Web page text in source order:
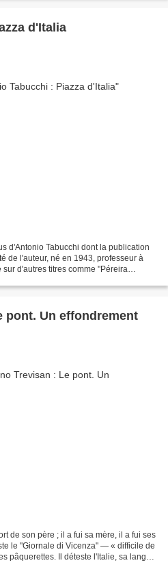
d'Italia
d'Antonio Tabucchi dont la publication
de l'auteur, né en 1943, professeur à
d'autres titres comme "Péreira
pont. Un effondrement
de son père ; il a fui sa mère, il a fui ses
le "Giornale di Vicenza" — « difficile de
pâquerettes. Il déteste l'Italie, sa langue